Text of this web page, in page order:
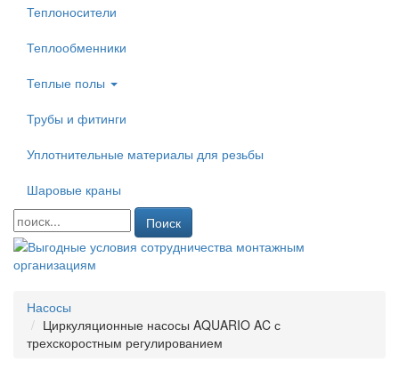
Теплоносители
Теплообменники
Теплые полы
Трубы и фитинги
Уплотнительные материалы для резьбы
Шаровые краны
Поиск
Насосы
Циркуляционные насосы AQUARIO AC с
трехскоростным регулированием